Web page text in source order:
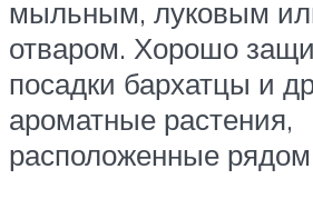
мыльным, луковым
отваром. Хорошо
посадки бархатцы и
ароматные растения,
расположенные